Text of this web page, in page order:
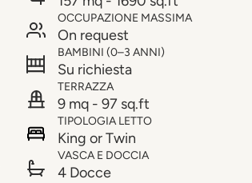
OCCUPAZIONE MASSIMA
On request
BAMBINI (0–3 ANNI)
Su richiesta
TERRAZZA
9 mq - 97 sq.ft
TIPOLOGIA LETTO
King or Twin
VASCA E DOCCIA
4 Docce